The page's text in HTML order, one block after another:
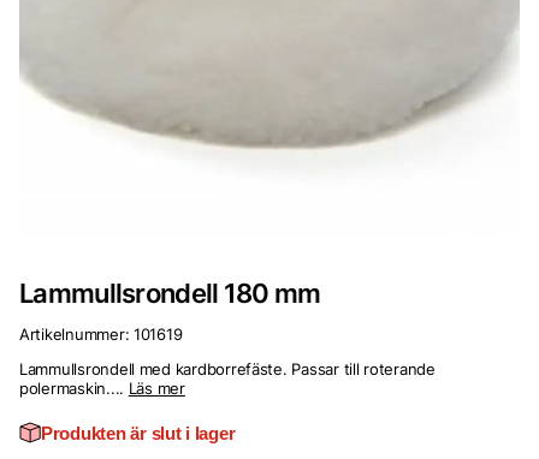
Lammullsrondell 180 mm
Artikelnummer: 101619
Lammullsrondell med kardborrefäste. Passar till roterande
polermaskin.... Läs mer
Produkten är slut i lager